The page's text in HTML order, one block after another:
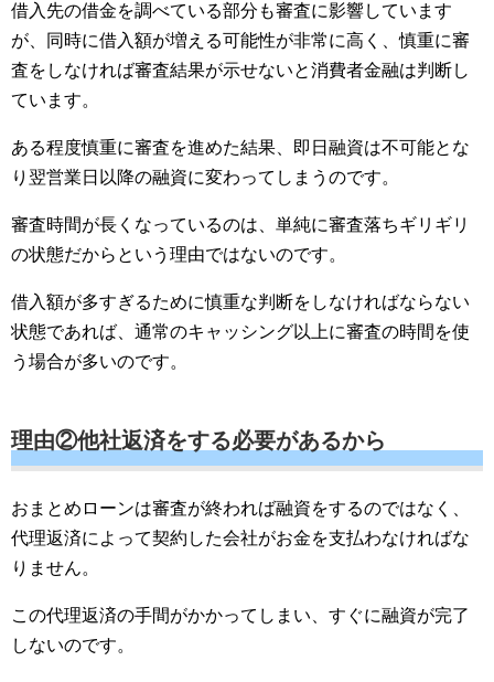
借入先の借金を調べている部分も審査に影響しています
が、同時に借入額が増える可能性が非常に高く、慎重に審
査をしなければ審査結果が示せないと消費者金融は判断し
ています。
ある程度慎重に審査を進めた結果、即日融資は不可能とな
り翌営業日以降の融資に変わってしまうのです。
審査時間が長くなっているのは、単純に審査落ちギリギリ
の状態だからという理由ではないのです。
借入額が多すぎるために慎重な判断をしなければならない
状態であれば、通常のキャッシング以上に審査の時間を使
う場合が多いのです。
理由②他社返済をする必要があるから
おまとめローンは審査が終われば融資をするのではなく、
代理返済によって契約した会社がお金を支払わなければな
りません。
この代理返済の手間がかかってしまい、すぐに融資が完了
しないのです。